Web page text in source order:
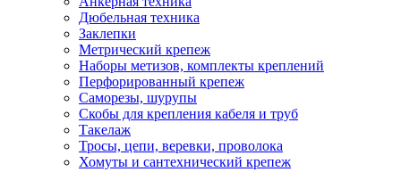
Дюбельная техника
Заклепки
Метрический крепеж
Наборы метизов, комплекты креплений
Перфорированный крепеж
Саморезы, шурупы
Скобы для крепления кабеля и труб
Такелаж
Тросы, цепи, веревки, проволока
Хомуты и сантехнический крепеж